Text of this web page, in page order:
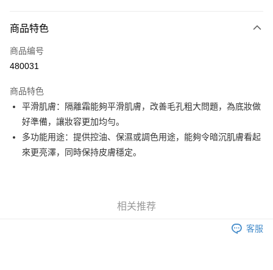
信用卡
Apple Pay
AlipayHK
PayMe
WeChat Pay
銀行匯款 請將存款存到以下銀行帳戶，並於存款單據寫上訂單編號後電郵至
eshop@colourmix-cosmetics.com** **我們不會處理沒有提供存款單據的訂
單。 如果訂購後七個工作天內我們未能收到有關存款，有關訂單將被取消。
商品特色
商品编号
480031
商品特色
平滑肌膚：隔離霜能夠平滑肌膚，改善毛孔粗大問題，為底妝做
好準備，讓妝容更加均勻。
多功能用途：提供控油、保濕或調色用途，能夠令暗沉肌膚看起
來更亮澤，同時保持皮膚穩定。
相关推荐
客服